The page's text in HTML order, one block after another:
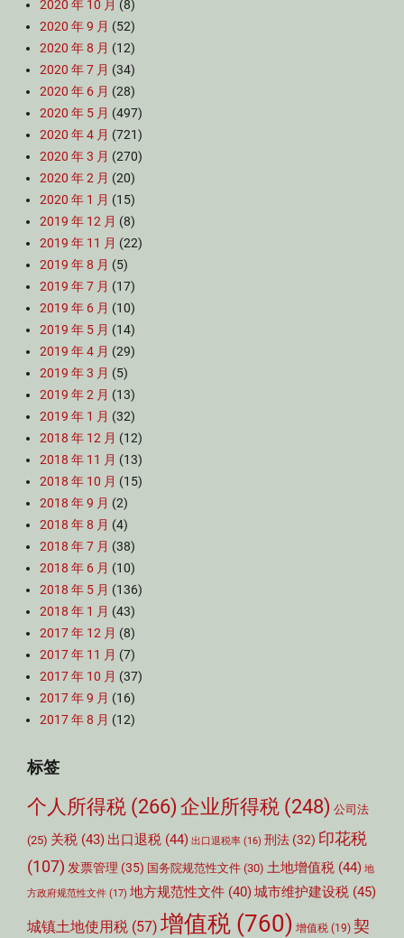
2020 年 10 月 (8)
2020 年 9 月 (52)
2020 年 8 月 (12)
2020 年 7 月 (34)
2020 年 6 月 (28)
2020 年 5 月 (497)
2020 年 4 月 (721)
2020 年 3 月 (270)
2020 年 2 月 (20)
2020 年 1 月 (15)
2019 年 12 月 (8)
2019 年 11 月 (22)
2019 年 8 月 (5)
2019 年 7 月 (17)
2019 年 6 月 (10)
2019 年 5 月 (14)
2019 年 4 月 (29)
2019 年 3 月 (5)
2019 年 2 月 (13)
2019 年 1 月 (32)
2018 年 12 月 (12)
2018 年 11 月 (13)
2018 年 10 月 (15)
2018 年 9 月 (2)
2018 年 8 月 (4)
2018 年 7 月 (38)
2018 年 6 月 (10)
2018 年 5 月 (136)
2018 年 1 月 (43)
2017 年 12 月 (8)
2017 年 11 月 (7)
2017 年 10 月 (37)
2017 年 9 月 (16)
2017 年 8 月 (12)
标签
个人所得税 (266) 企业所得税 (248) 公司法
(25) 关税 (43) 出口退税 (44) 出口退税率 (16) 刑法 (32) 印花税
(107) 发票管理 (35) 国务院规范性文件 (30) 土地增值税 (44) 地
方政府规范性文件 (17) 地方规范性文件 (40)城市维护建设税 (45)
城镇土地使用税 (57) 增值税 (760) 增值税 (19) 契